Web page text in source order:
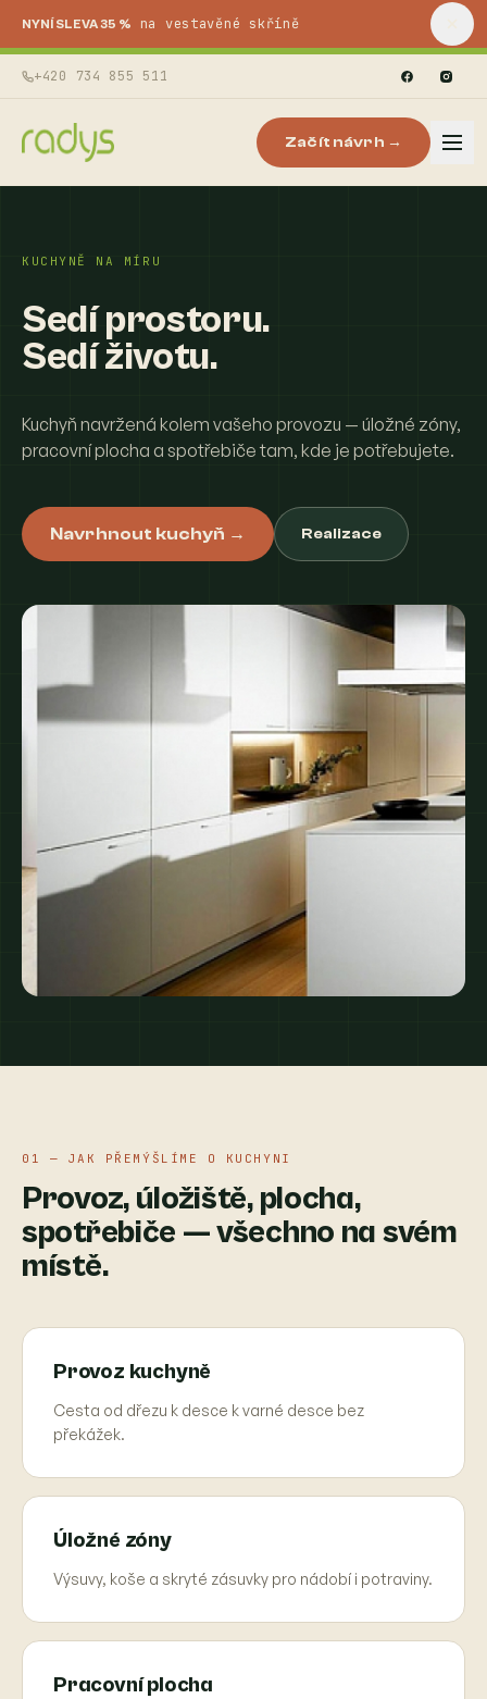
NYNÍ SLEVA 35 % na vestavěné skříně
+420 734 855 511
Začít návrh →
KUCHYNĚ NA MÍRU
Sedí prostoru.
Sedí životu.
Kuchyň navržená kolem vašeho provozu — úložné zóny,
pracovní plocha a spotřebiče tam, kde je potřebujete.
Navrhnout kuchyň → Realizace
01 — JAK PŘEMÝŠLÍME O KUCHYNI
Provoz, úložiště, plocha,
spotřebiče — všechno na svém
místě.
Provoz kuchyně
Cesta od dřezu k desce k varné desce bez
překážek.
Úložné zóny
Výsuvy, koše a skryté zásuvky pro nádobí i potraviny.
Pracovní plocha